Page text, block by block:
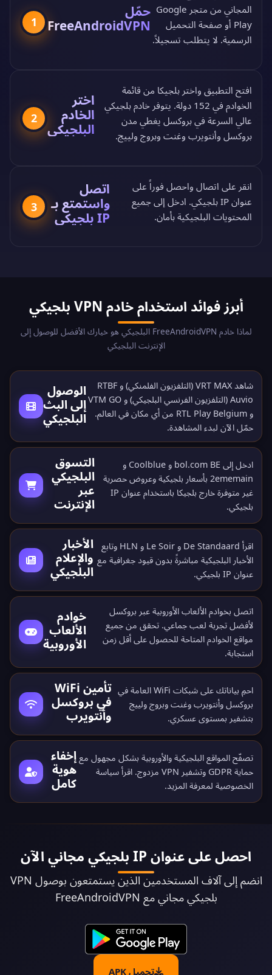
1
حمّل
FreeAndroidVPN
المجاني من
متجر Google
Play أو صفحة التحميل
الرسمية. لا يتطلب تسجيلاً.
2
اختر
الخادم
البلجيكي
افتح التطبيق واختر بلجيكا من قائمة
الخوادم في 152 دولة
. يتوفر خادم بلجيكي
عالي السرعة في بروكسل يغطي مدن
بروكسل وأنتويرب وغنت وبروج ولييج.
3
اتصل
واستمتع بـ
IP بلجيكي
انقر على اتصال واحصل فوراً على
عنوان IP بلجيكي. ادخل إلى جميع
المحتويات البلجيكية بأمان.
أبرز فوائد استخدام خادم VPN بلجيكي
لماذا خادم FreeAndroidVPN البلجيكي هو خيارك الأفضل للوصول إلى
الإنترنت البلجيكي
الوصول
إلى البث
البلجيكي
شاهد VRT MAX (التلفزيون الفلمنكي) و RTBF
Auvio (التلفزيون الفرنسي البلجيكي) و VTM GO
و RTL Play Belgium من أي مكان في العالم.
حمّل الآن لبدء المشاهدة.
التسوق
البلجيكي
عبر
الإنترنت
ادخل إلى bol.com BE و Coolblue و
2ememain بأسعار بلجيكية وعروض حصرية
غير متوفرة خارج بلجيكا باستخدام عنوان IP
بلجيكي.
الأخبار
والإعلام
البلجيكي
اقرأ De Standaard و Le Soir و HLN وتابع
الأخبار البلجيكية مباشرةً بدون قيود جغرافية مع
عنوان IP بلجيكي.
خوادم
الألعاب
الأوروبية
اتصل بخوادم الألعاب الأوروبية عبر بروكسل
لأفضل تجربة لعب جماعي. تحقق من جميع
مواقع الخوادم المتاحة للحصول على أقل زمن
استجابة.
تأمين WiFi
في بروكسل
وأنتويرب
احمِ بياناتك على شبكات WiFi العامة في
بروكسل وأنتويرب وغنت وبروج ولييج
بتشفير بمستوى عسكري.
إخفاء
هوية
كامل
تصفّح المواقع البلجيكية والأوروبية بشكل مجهول مع
حماية GDPR وتشفير VPN مزدوج. اقرأ
سياسة
الخصوصية لمعرفة المزيد.
احصل على عنوان IP بلجيكي مجاني الآن
انضم إلى آلاف المستخدمين الذين يستمتعون بوصول VPN
بلجيكي مجاني مع FreeAndroidVPN
تحميل APK